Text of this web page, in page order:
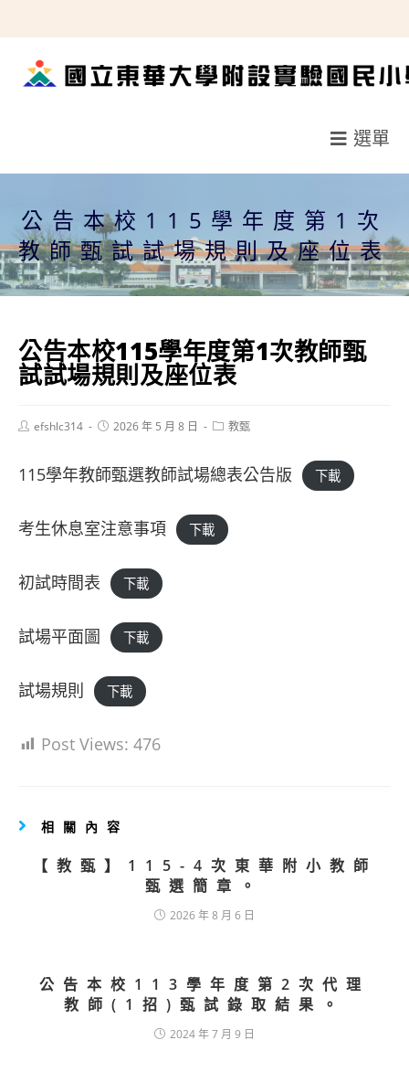
轉
選單
公告本校115學年度第1次
教師甄試試場規則及座位表
公告本校115學年度第1次教師甄
試試場規則及座位表
Postefshlc314
Post2026 年 5 月 8 日
Post教甄
115學年教師甄選教師試場總表公告版 下載
考生休息室注意事項 下載
初試時間表 下載
試場平面圖 下載
試場規則 下載
Post Views: 476
相關內容
【教甄】115-4次東華附小教師
甄選簡章。
2026 年 8 月 6 日
公告本校113學年度第2次代理
教師(1招)甄試錄取結果。
2024 年 7 月 9 日